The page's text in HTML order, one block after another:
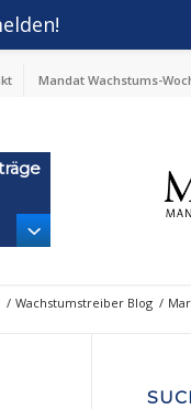
Mandat Wachstums-
/ Wachstumstreiber Blog /